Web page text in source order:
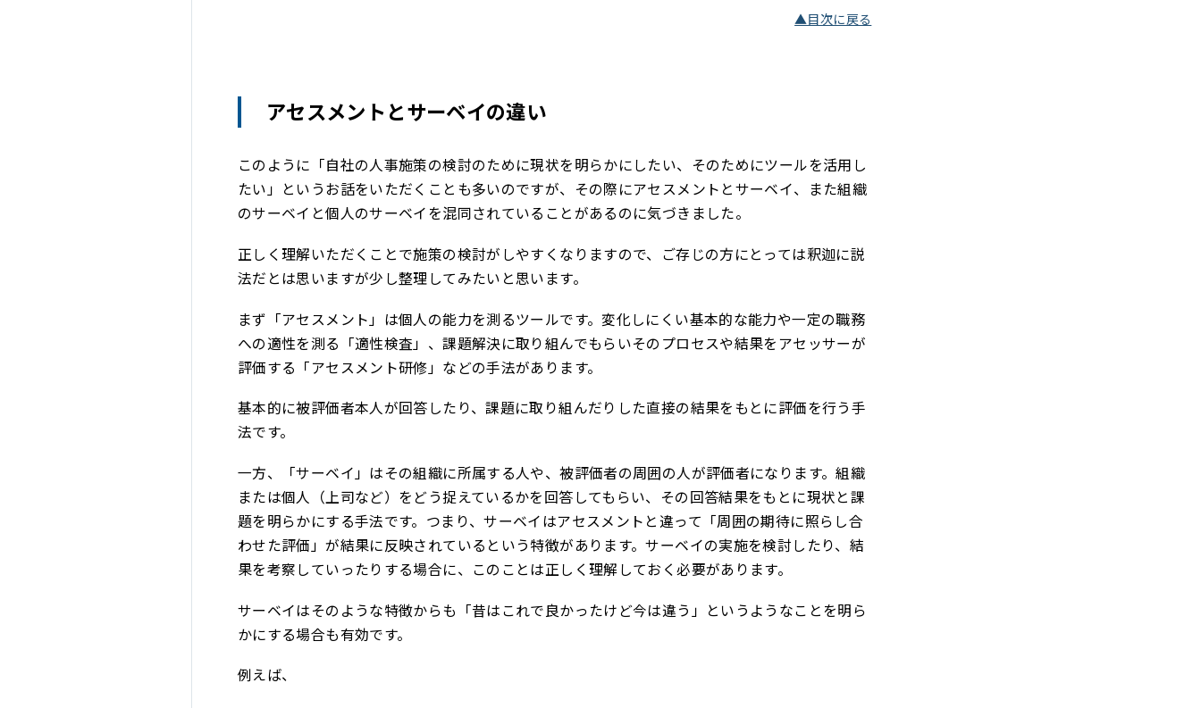
▲目次に戻る
アセスメントとサーベイの違い
このように「自社の人事施策の検討のために現状を明らかにしたい、そのためにツールを活用し
たい」というお話をいただくことも多いのですが、その際にアセスメントとサーベイ、また組織
のサーベイと個人のサーベイを混同されていることがあるのに気づきました。
正しく理解いただくことで施策の検討がしやすくなりますので、ご存じの方にとっては釈迦に説
法だとは思いますが少し整理してみたいと思います。
まず「アセスメント」は個人の能力を測るツールです。変化しにくい基本的な能力や一定の職務
への適性を測る「適性検査」、課題解決に取り組んでもらいそのプロセスや結果をアセッサーが
評価する「アセスメント研修」などの手法があります。
基本的に被評価者本人が回答したり、課題に取り組んだりした直接の結果をもとに評価を行う手
法です。
一方、「サーベイ」はその組織に所属する人や、被評価者の周囲の人が評価者になります。組織
または個人（上司など）をどう捉えているかを回答してもらい、その回答結果をもとに現状と課
題を明らかにする手法です。つまり、サーベイはアセスメントと違って「周囲の期待に照らし合
わせた評価」が結果に反映されているという特徴があります。サーベイの実施を検討したり、結
果を考察していったりする場合に、このことは正しく理解しておく必要があります。
サーベイはそのような特徴からも「昔はこれで良かったけど今は違う」というようなことを明ら
かにする場合も有効です。
例えば、